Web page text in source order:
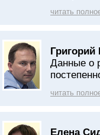
читать
Григорий
Данные о
читать
Елена